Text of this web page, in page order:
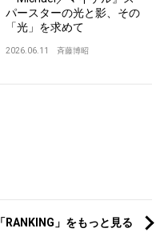
パースターの光と影、その
「光」を求めて
2026.06.11 斉藤博昭
「RANKING」をもっと見る